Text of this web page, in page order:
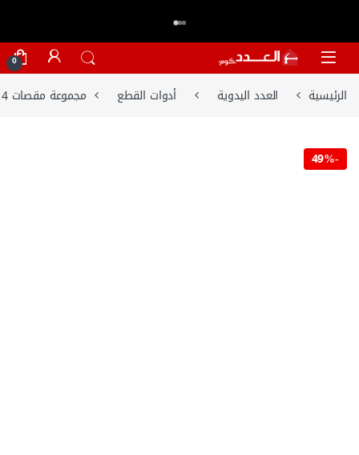
Skip to navigation
Skip to content
0
الرئيسية العدد اليدوية أدوات القطع مجموعة مقصات 4 قطع من وورك برو – W000400
-
49%